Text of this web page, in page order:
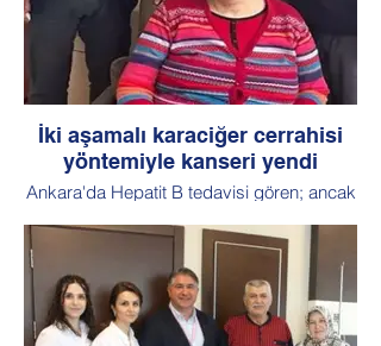
İki aşamalı karaciğer cerrahisi
yöntemiyle kanseri yendi
Ankara'da Hepatit B tedavisi gören; ancak
kontrollerini ihmal eden emekli hemşire
Gülay Yıldırım'a (61), 2 ay önce karaciğer
kanseri teşhisi konuldu. Yıldırım, nadir
uygulanan 'iki aşamalı karaciğer cerrahisi'
yöntemiyle sağlığına kavuştu.